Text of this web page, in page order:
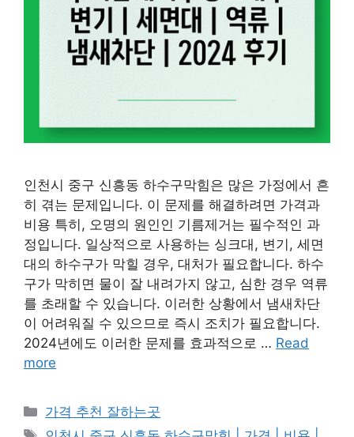
인천시 중구 신흥동 하수구막힘은 많은 가정에서 흔
히 겪는 문제입니다. 이 문제를 해결하려면 가격과
비용 특히, 오명의 원인인 기름제거는 필수적인 과
정입니다. 일상적으로 사용하는 싱크대, 변기, 세면
대의 하수구가 막힐 경우, 대처가 필요합니다. 하수
구가 막히면 물이 잘 내려가지 않고, 심한 경우 역류
를 초래할 수 있습니다. 이러한 상황에서 냄새차단
이 어려워질 수 있으므로 즉시 조치가 필요합니다.
2024년에도 이러한 문제를 효과적으로 … Read
more
카
테
가격 추천 잘하는곳
태